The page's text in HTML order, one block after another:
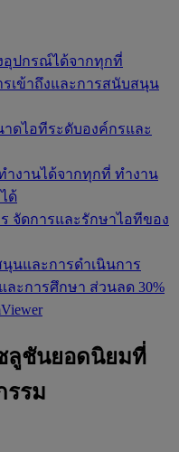
อุปกรณ์ได้จากทุกที่
เข้าถึงและการสนับสนุน
ดไอทีระดับองค์กรและ
งานได้จากทุกที่ ทำงาน
ด้
จัดการและรักษาไอทีของ
นและการดำเนินการ
ละการศึกษา ส่วนลด 30%
ลูชันยอดนิยมที่
รรม